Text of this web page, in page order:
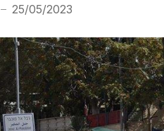
— 25/05/2023